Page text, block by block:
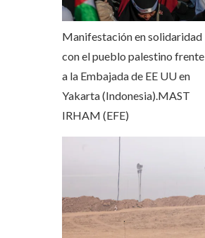
Manifestación en solidaridad
con el pueblo palestino frente
a la Embajada de EE UU en
Yakarta (Indonesia).MAST
IRHAM (EFE)